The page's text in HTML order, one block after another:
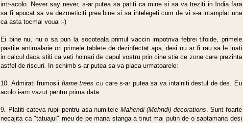
intr-acolo. Never say never, s-ar putea sa patiti ca mine si sa va treziti in India fara
sa fi apucat sa va dezmeticiti prea bine si sa intelegeti cum de vi s-a intamplat una
ca asta tocmai voua :-)
Ei bine nu, nu o sa pun la socoteala primul vaccin impotriva febrei tifoide, primele
pastile antimalarie ori primele tablete de dezinfectat apa, desi nu ar fi rau sa le luati
in calcul daca stiti ca veti hoinari de capul vostru prin cine stie ce zone care prezinta
astfel de riscuri. In schimb s-ar putea sa va placa urmatoarele:
10. Admirati frumosii flame treescu care s-ar putea sa va intalniti destul de des. Eu
acolo i-am vazut pentru prima data.
9. Platiti cateva rupii pentru asa-numitele Mahendi (Mehndi) decorations. Sunt foarte
necajita ca "tatuajul" meu de pe mana stanga a tinut mai putin de o saptamana desi